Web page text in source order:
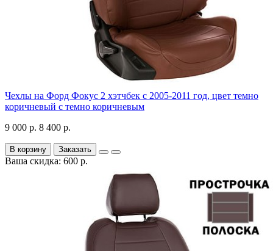
Чехлы на Форд Фокус 2 хэтчбек с 2005-2011 год, цвет темно
коричневый с темно коричневым
9 000 р. 8 400 р.
В корзину Заказать
Ваша скидка: 600 р.